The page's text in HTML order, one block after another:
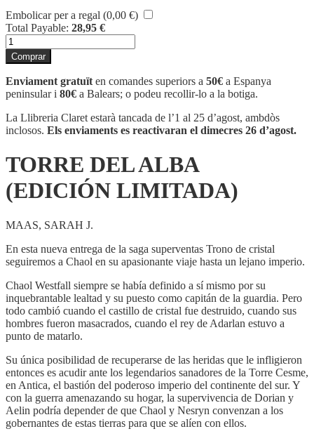
Embolicar per a regal (0,00 €)
Total Payable: 28,95 €
quantitat
de
TORRE
DEL
ALBA
(EDICIÓN
LIMITADA)
Comprar
Enviament gratuït en comandes superiors a 50€ a Espanya
peninsular i 80€ a Balears; o podeu recollir-lo a la botiga.
La Llibreria Claret estarà tancada de l’1 al 25 d’agost, ambdòs
inclosos. Els enviaments es reactivaran el dimecres 26 d’agost.
TORRE DEL ALBA
(EDICIÓN LIMITADA)
MAAS, SARAH J.
En esta nueva entrega de la saga superventas Trono de cristal
seguiremos a Chaol en su apasionante viaje hasta un lejano imperio.
Chaol Westfall siempre se había definido a sí mismo por su
inquebrantable lealtad y su puesto como capitán de la guardia. Pero
todo cambió cuando el castillo de cristal fue destruido, cuando sus
hombres fueron masacrados, cuando el rey de Adarlan estuvo a
punto de matarlo.
Su única posibilidad de recuperarse de las heridas que le infligieron
entonces es acudir ante los legendarios sanadores de la Torre Cesme,
en Antica, el bastión del poderoso imperio del continente del sur. Y
con la guerra amenazando su hogar, la supervivencia de Dorian y
Aelin podría depender de que Chaol y Nesryn convenzan a los
gobernantes de estas tierras para que se alíen con ellos.